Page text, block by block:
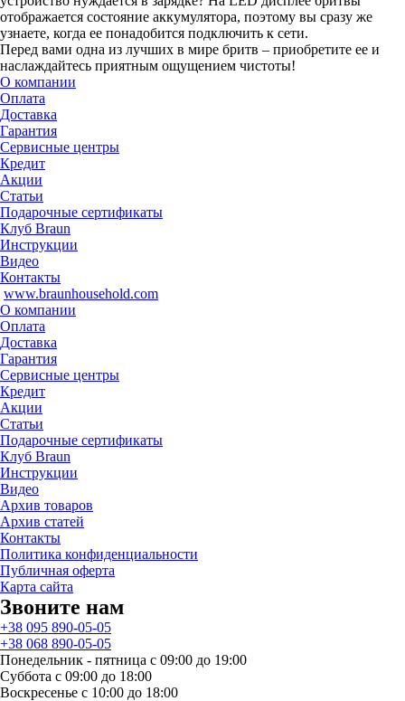
отображается состояние аккумулятора, поэтому вы сразу же
узнаете, когда ее понадобится подключить к сети.
Перед вами одна из лучших в мире бритв – приобретите ее и
наслаждайтесь приятным ощущением чистоты!
О компании
Оплата
Доставка
Гарантия
Сервисные центры
Кредит
Акции
Статьи
Подарочные сертификаты
Клуб Braun
Инструкции
Видео
Контакты
www.braunhousehold.com
О компании
Оплата
Доставка
Гарантия
Сервисные центры
Кредит
Акции
Статьи
Подарочные сертификаты
Клуб Braun
Инструкции
Видео
Архив товаров
Архив статей
Контакты
Политика конфиденциальности
Публичная оферта
Карта сайта
Звоните нам
+38 095 890-05-05
+38 068 890-05-05
Понедельник - пятница с 09:00 до 19:00
Суббота с 09:00 до 18:00
Воскресенье с 10:00 до 18:00